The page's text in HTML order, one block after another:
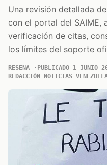
Una revisión detallada
con el portal del SAIME,
verificación de citas,
los límites del soporte
RESENA PUBLICADO 1 JUNIO
REDACCIÓN NOTICIAS